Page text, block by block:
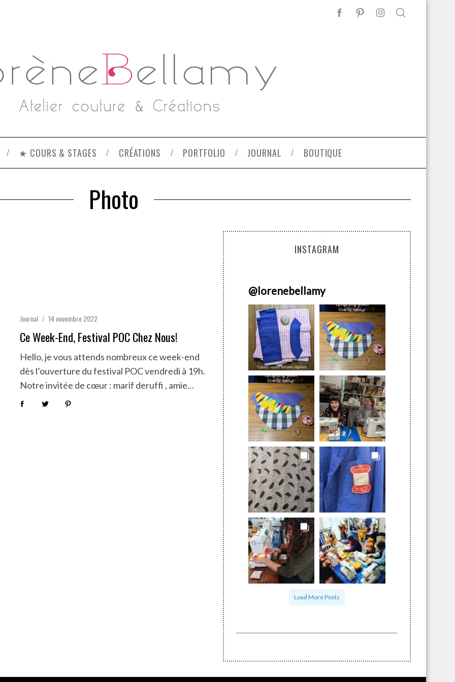
★ COURS & STAGES CRÉATIONS PORTFOLIO JOURNAL BOUTIQUE
Photo
Journal 14 novembre 2022
Ce Week-End, Festival POC Chez Nous!
Hello, je vous attends nombreux ce week-end
dès l’ouverture du festival POC vendredi à 19h.
Notre invitée de cœur : marif deruffi , amie…
INSTAGRAM
@lorenebellamy
Load More Posts